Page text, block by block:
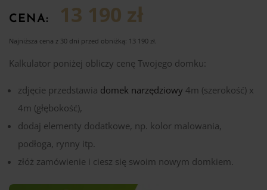
CENA: 13 190 zł
Najniższa cena z 30 dni przed obniżką: 13 190 zł.
Kalkulator poniżej obliczy cenę Twojego domku:
zdjęcie przedstawia domek narzędziowy 4m (szerokość) x
4m (głębokość),
dodaj elementy dodatkowe, np. kolor malowania,
podłoga, rynny itp.
złóż zamówienie i ciesz się swoim nowym domkiem.